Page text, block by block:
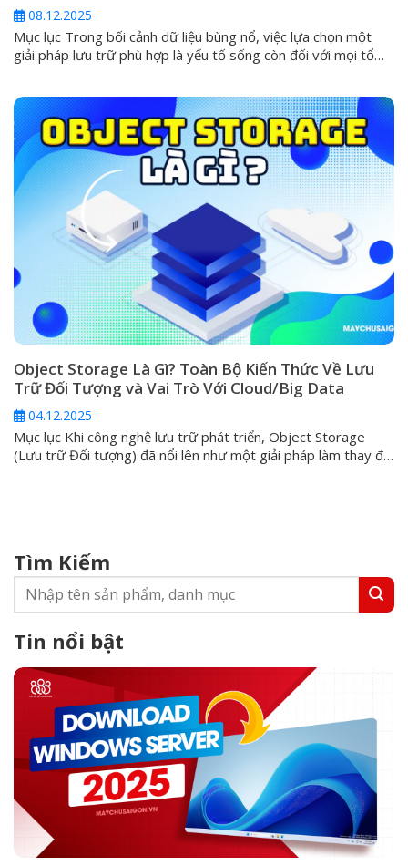
08.12.2025
Mục lục Trong bối cảnh dữ liệu bùng nổ, việc lựa chọn một
giải pháp lưu trữ phù hợp là yếu tố sống còn đối với mọi tổ
Tuy nhiên,...
Object Storage Là Gì? Toàn Bộ Kiến Thức Về Lưu
Trữ Đối Tượng và Vai Trò Với Cloud/Big Data
04.12.2025
Mục lục Khi công nghệ lưu trữ phát triển, Object Storage
(Lưu trữ Đối tượng) đã nổi lên như một giải pháp làm thay đổi
Tìm Kiếm
Tin nổi bật